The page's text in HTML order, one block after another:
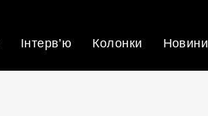
Інтерв’ю Колонки Новини